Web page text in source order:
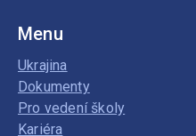
Menu
Ukrajina
Dokumenty
Pro vedení školy
Kariéra